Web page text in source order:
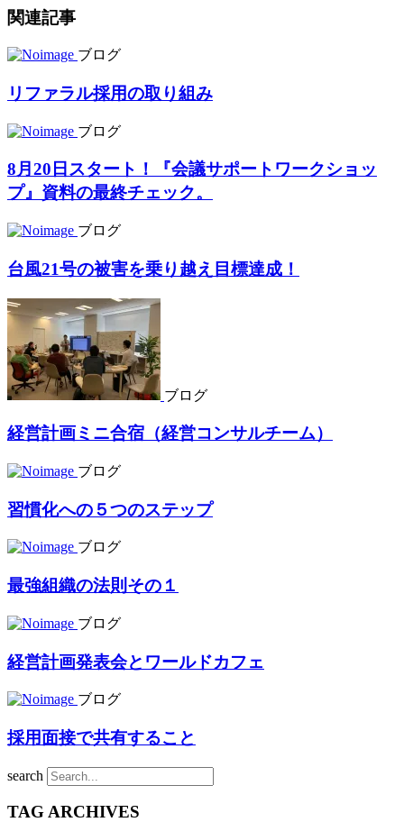
関連記事
ブログ
リファラル採用の取り組み
ブログ
8月20日スタート！『会議サポートワークショッ
プ』資料の最終チェック。
ブログ
台風21号の被害を乗り越え目標達成！
ブログ
経営計画ミニ合宿（経営コンサルチーム）
ブログ
習慣化への５つのステップ
ブログ
最強組織の法則その１
ブログ
経営計画発表会とワールドカフェ
ブログ
採用面接で共有すること
search
TAG ARCHIVES